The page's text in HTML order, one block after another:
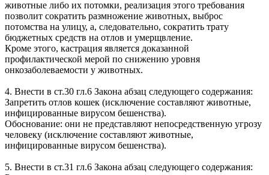
животные либо их потомки, реализация этого требования
позволит сократить размножение животных, выброс
потомства на улицу, а, следовательно, сократить трату
бюджетных средств на отлов и умерщвление.
Кроме этого, кастрация является доказанной
профилактической мерой по снижению уровня
онкозаболеваемости у животных.
4. Внести в ст.30 гл.6 Закона абзац следующего содержания:
Запретить отлов кошек (исключение составляют животные,
инфицированные вирусом бешенства).
Обоснование: они не представляют непосредственную угрозу
человеку (исключение составляют животные,
инфицированные вирусом бешенства).
5. Внести в ст.31 гл.6 Закона абзац следующего содержания: